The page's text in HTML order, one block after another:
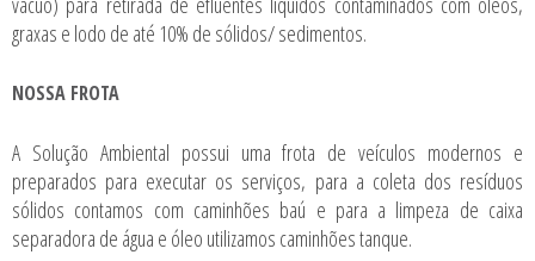
graxas e lodo de até 10% de sólidos/ sedimentos.
NOSSA FROTA
A Solução Ambiental possui uma frota de veículos modernos e
preparados para executar os serviços, para a coleta dos resíduos
sólidos contamos com caminhões baú e para a limpeza de caixa
separadora de água e óleo utilizamos caminhões tanque.